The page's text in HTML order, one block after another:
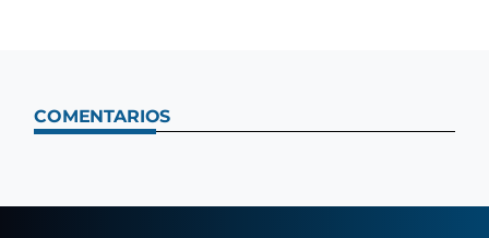
COMENTARIOS